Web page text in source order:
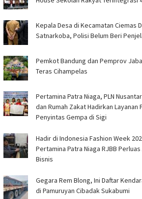
Kepala Desa di Kecamatan Ciemas
Satnarkoba, Polisi Belum Beri
Pemkot Bandung dan Pemprov
Teras Cihampelas
Pertamina Patra Niaga, PLN
dan Rumah Zakat Hadirkan
Penyintas Gempa di Sigi
Hadir di Indonesia Fashion Week
Pertamina Patra Niaga RJBB
Bisnis
Gegara Rem Blong, Ini Daftar
di Pamuruyan Cibadak Sukabumi